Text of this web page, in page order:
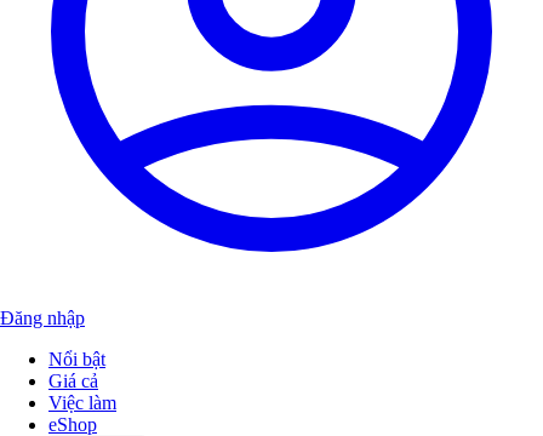
Đăng nhập
Nổi bật
Giá cả
Việc làm
eShop